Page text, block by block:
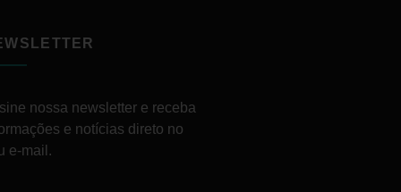
nossa newsletter e receba
e notícias direto no
e-mail.